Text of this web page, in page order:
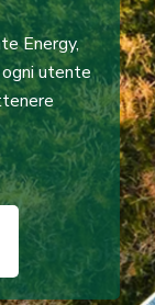
Energy,
utente